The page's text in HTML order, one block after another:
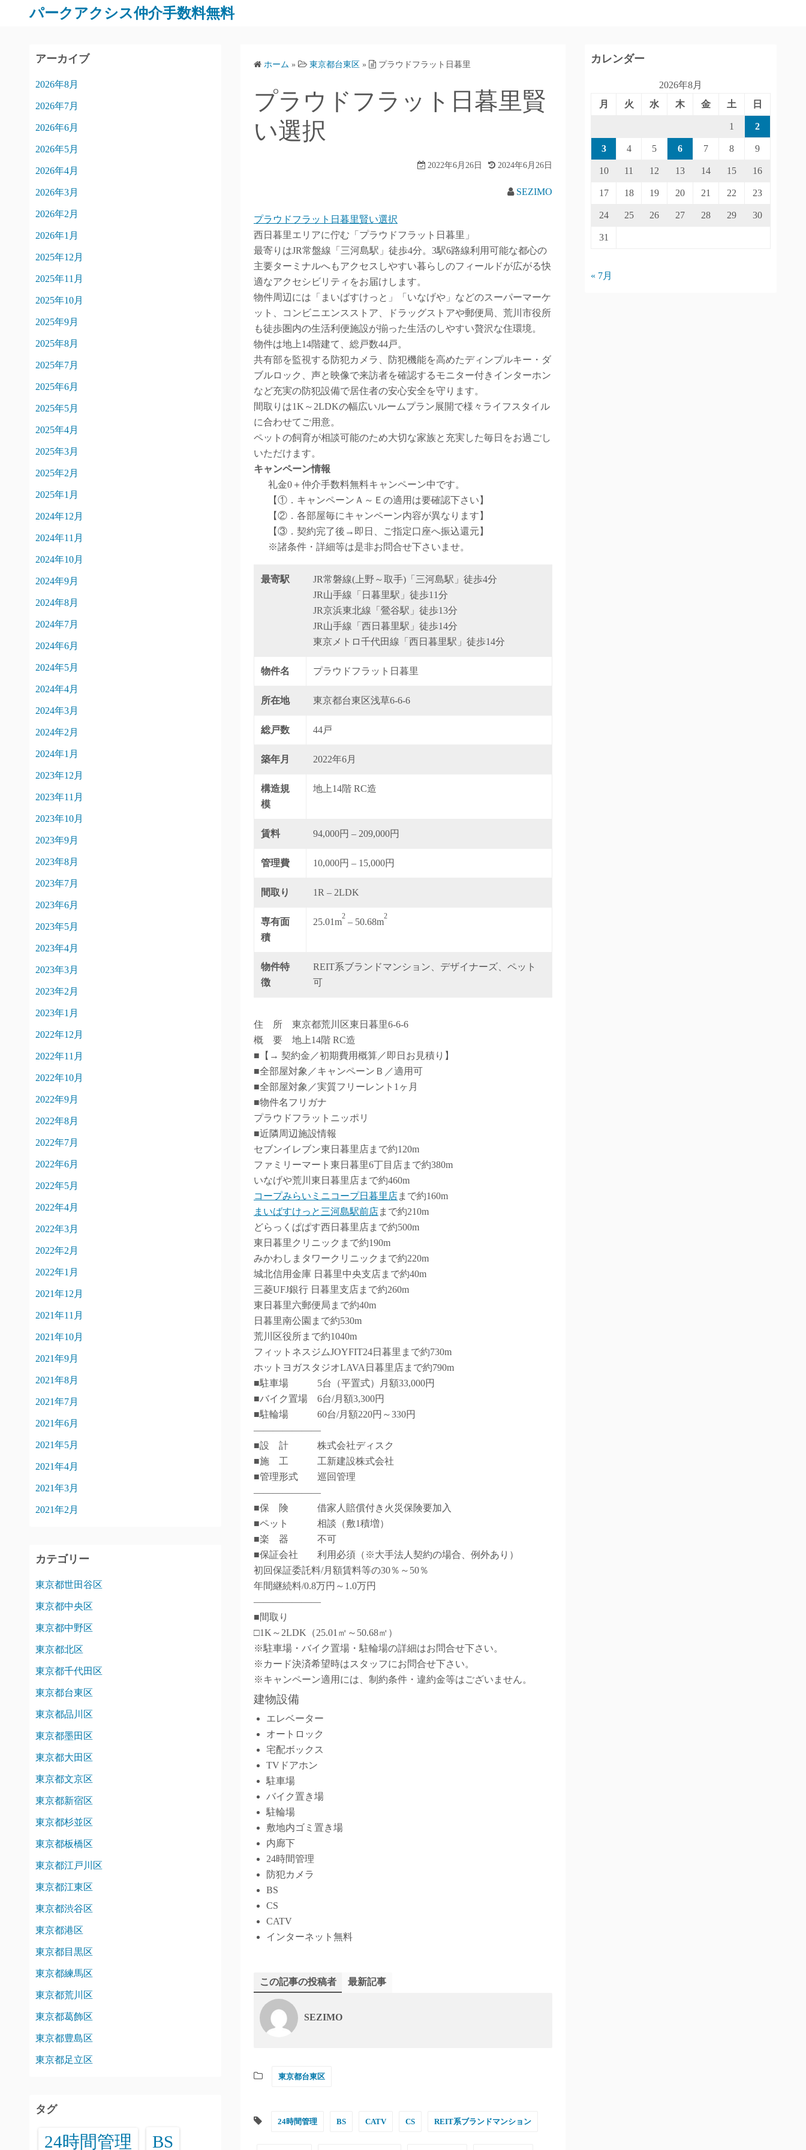
パークアクシス仲介手数料無料
ホーム » 東京都台東区 » プラウドフラット日暮里
プラウドフラット日暮里賢
い選択
2022年6月26日 2024年6月26日
SEZIMO
プラウドフラット日暮里賢い選択
西日暮里エリアに佇む「プラウドフラット日暮里」
最寄りはJR常盤線「三河島駅」徒歩4分。3駅6路線利用可能な都心の
主要ターミナルへもアクセスしやすい暮らしのフィールドが広がる快
適なアクセシビリティをお届けします。
物件周辺には「まいばすけっと」「いなげや」などのスーパーマーケ
ット、コンビニエンスストア、ドラッグストアや郵便局、荒川市役所
も徒歩圏内の生活利便施設が揃った生活のしやすい贅沢な住環境。
物件は地上14階建て、総戸数44戸。
共有部を監視する防犯カメラ、防犯機能を高めたディンプルキー・ダ
ブルロック、声と映像で来訪者を確認するモニター付きインターホン
など充実の防犯設備で居住者の安心安全を守ります。
間取りは1K～2LDKの幅広いルームプラン展開で様々ライフスタイル
に合わせてご用意。
ペットの飼育が相談可能のため大切な家族と充実した毎日をお過ごし
いただけます。
キャンペーン情報
礼金0 ＋仲介手数料無料キャンペーン中です。
【①．キャンペーンＡ～Ｅの適用は要確認下さい】
【②．各部屋毎にキャンペーン内容が異なります】
【③．契約完了後→即日、ご指定口座へ振込還元】
※諸条件・詳細等は是非お問合せ下さいませ。
最寄駅
JR常磐線(上野～取手)「三河島駅」徒歩4分
JR山手線「日暮里駅」徒歩11分
JR京浜東北線「鶯谷駅」徒歩13分
JR山手線「西日暮里駅」徒歩14分
東京メトロ千代田線「西日暮里駅」徒歩14分
物件名 プラウドフラット日暮里
所在地 東京都台東区浅草6-6-6
総戸数 44戸
築年月 2022年6月
構造規
模
地上14階 RC造
賃料 94,000円 – 209,000円
管理費 10,000円 – 15,000円
間取り 1R – 2LDK
専有面
積
25.01m
2
– 50.68m
2
物件特
徴
REIT系ブランドマンション、デザイナーズ、ペット
可
住 所 東京都荒川区東日暮里6-6-6
概 要 地上14階 RC造
■【→ 契約金／初期費用概算／即日お見積り】
■全部屋対象／キャンペーンＢ／適用可
■全部屋対象／実質フリーレント1ヶ月
■物件名フリガナ
プラウドフラットニッポリ
■近隣周辺施設情報
セブンイレブン東日暮里店まで約120m
ファミリーマート東日暮里6丁目店まで約380m
いなげや荒川東日暮里店まで約460m
コープみらいミニコープ日暮里店まで約160m
まいばすけっと三河島駅前店まで約210m
どらっくぱぱす西日暮里店まで約500m
東日暮里クリニックまで約190m
みかわしまタワークリニックまで約220m
城北信用金庫 日暮里中央支店まで約40m
三菱UFJ銀行 日暮里支店まで約260m
東日暮里六郵便局まで約40m
日暮里南公園まで約530m
荒川区役所まで約1040m
フィットネスジムJOYFIT24日暮里まで約730m
ホットヨガスタジオLAVA日暮里店まで約790m
■駐車場 5台（平置式）月額33,000円
■バイク置場 6台/月額3,300円
■駐輪場 60台/月額220円～330円
―――――――
■設 計 株式会社ディスク
■施 工 工新建設株式会社
■管理形式 巡回管理
―――――――
■保 険 借家人賠償付き火災保険要加入
■ペット 相談（敷1積増）
■楽 器 不可
■保証会社 利用必須（※大手法人契約の場合、例外あり）
初回保証委託料/月額賃料等の30％～50％
年間継続料/0.8万円～1.0万円
―――――――
■間取り
□1K～2LDK（25.01㎡～50.68㎡）
※駐車場・バイク置場・駐輪場の詳細はお問合せ下さい。
※カード決済希望時はスタッフにお問合せ下さい。
※キャンペーン適用には、制約条件・違約金等はございません。
建物設備
エレベーター
オートロック
宅配ボックス
TVドアホン
駐車場
バイク置き場
駐輪場
敷地内ゴミ置き場
内廊下
24時間管理
防犯カメラ
BS
CS
CATV
インターネット無料
この記事の投稿者 最新記事
SEZIMO
東京都台東区
24時間管理 BS CATV CS REIT系ブランドマンション
アーカイブ
2026年8月
2026年7月
2026年6月
2026年5月
2026年4月
2026年3月
2026年2月
2026年1月
2025年12月
2025年11月
2025年10月
2025年9月
2025年8月
2025年7月
2025年6月
2025年5月
2025年4月
2025年3月
2025年2月
2025年1月
2024年12月
2024年11月
2024年10月
2024年9月
2024年8月
2024年7月
2024年6月
2024年5月
2024年4月
2024年3月
2024年2月
2024年1月
2023年12月
2023年11月
2023年10月
2023年9月
2023年8月
2023年7月
2023年6月
2023年5月
2023年4月
2023年3月
2023年2月
2023年1月
2022年12月
2022年11月
2022年10月
2022年9月
2022年8月
2022年7月
2022年6月
2022年5月
2022年4月
2022年3月
2022年2月
2022年1月
2021年12月
2021年11月
2021年10月
2021年9月
2021年8月
2021年7月
2021年6月
2021年5月
2021年4月
2021年3月
2021年2月
カテゴリー
東京都世田谷区
東京都中央区
東京都中野区
東京都北区
東京都千代田区
東京都台東区
東京都品川区
東京都墨田区
東京都大田区
東京都文京区
東京都新宿区
東京都杉並区
東京都板橋区
東京都江戸川区
東京都江東区
東京都渋谷区
東京都港区
東京都目黒区
東京都練馬区
東京都荒川区
東京都葛飾区
東京都豊島区
東京都足立区
タグ
24時間管理 BS
カレンダー
2026年8月
月
火 水 木 金 土 日
1 2
3 4 5 6 7 8 9
10 11 12 13 14 15 16
17 18 19 20 21 22 23
24 25 26 27 28 29 30
31
« 7月